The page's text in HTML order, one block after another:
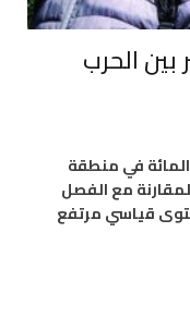
الحرب
الذي بلغ 0.2 في المائة في منطقة
مع الفصل
قياسي مرتفع